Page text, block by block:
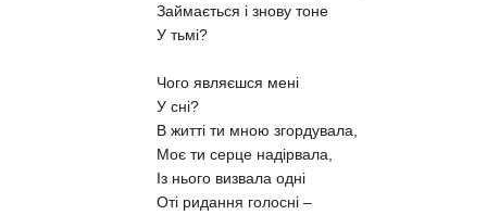
Займається і знову тоне
У тьмі?
Чого являєшся мені
У сні?
В житті ти мною згордувала,
Моє ти серце надірвала,
Із нього визвала одні
Оті ридання голосні –